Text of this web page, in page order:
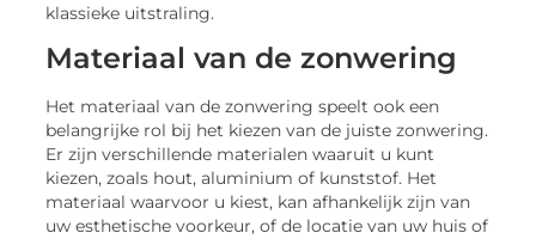
klassieke uitstraling.
Materiaal van de zonwering
Het materiaal van de zonwering speelt ook een
belangrijke rol bij het kiezen van de juiste zonwering.
Er zijn verschillende materialen waaruit u kunt
kiezen, zoals hout, aluminium of kunststof. Het
materiaal waarvoor u kiest, kan afhankelijk zijn van
uw esthetische voorkeur, of de locatie van uw huis of